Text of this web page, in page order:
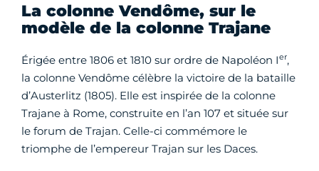
La colonne Vendôme, sur le
modèle de la colonne Trajane
Érigée entre 1806 et 1810 sur ordre de Napoléon Ier,
la colonne Vendôme célèbre la victoire de la bataille
d’Austerlitz (1805). Elle est inspirée de la colonne
Trajane à Rome, construite en l’an 107 et située sur
le forum de Trajan. Celle-ci commémore le
triomphe de l’empereur Trajan sur les Daces.